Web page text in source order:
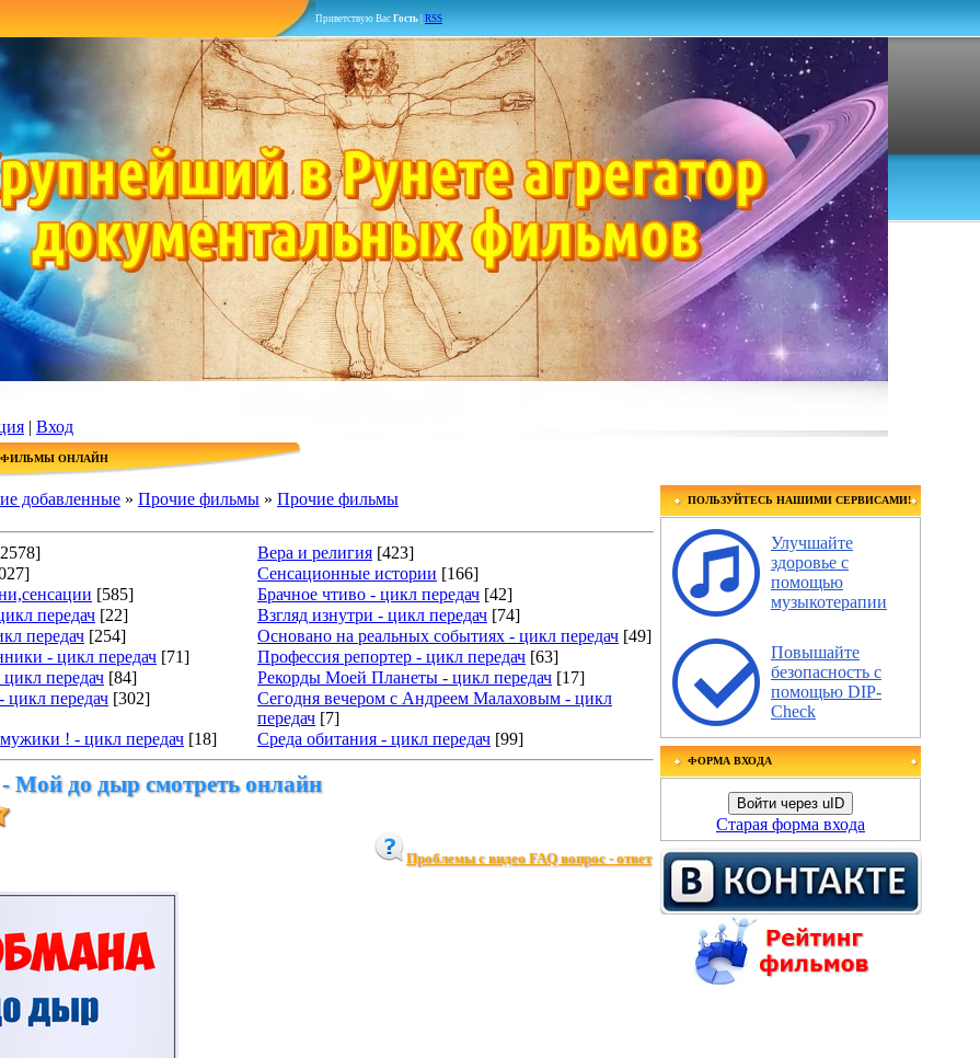
Приветствую Вас Гость RSS
| Вход
ОНЛАЙН
добавленные » Прочие фильмы » Прочие фильмы
Вера и религия [423]
Сенсационные истории [166]
[585] Брачное чтиво - цикл передач [42]
передач [22] Взгляд изнутри - цикл передач [74]
передач [254] Основано на реальных событиях - цикл передач [49]
- цикл передач [71] Профессия репортер - цикл передач [63]
передач [84] Рекорды Моей Планеты - цикл передач [17]
цикл передач [302]
Сегодня вечером с Андреем Малаховым - цикл
передач [7]
! - цикл передач [18] Среда обитания - цикл передач [99]
Мой до дыр смотреть онлайн
Проблемы с видео FAQ вопрос - ответ
ПОЛЬЗУЙТЕСЬ НАШИМИ СЕРВИСАМИ!
Улучшайте
здоровье с
помощью
музыкотерапии
Повышайте
безопасность с
помощью DIP-
Check
ФОРМА ВХОДА
Войти через uID
Старая форма входа